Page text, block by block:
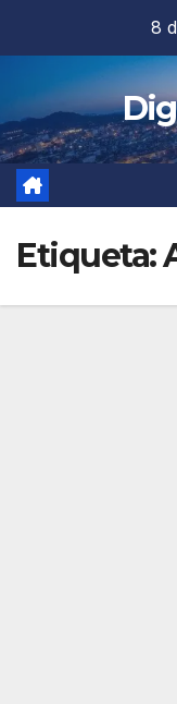
contenido
8
Etiqueta: